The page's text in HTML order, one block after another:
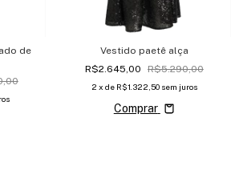
de
Vestido paetê alça
R$2.645,00
R$5.290,00
2 x de R$1.322,50 sem juros
Comprar